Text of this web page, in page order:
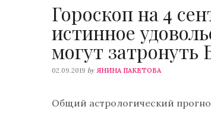
Гороскоп на 4
истинное
могут затронуть
02.09.2019 by ЯНИНА ПАКЕТОВА
Общий астрологический